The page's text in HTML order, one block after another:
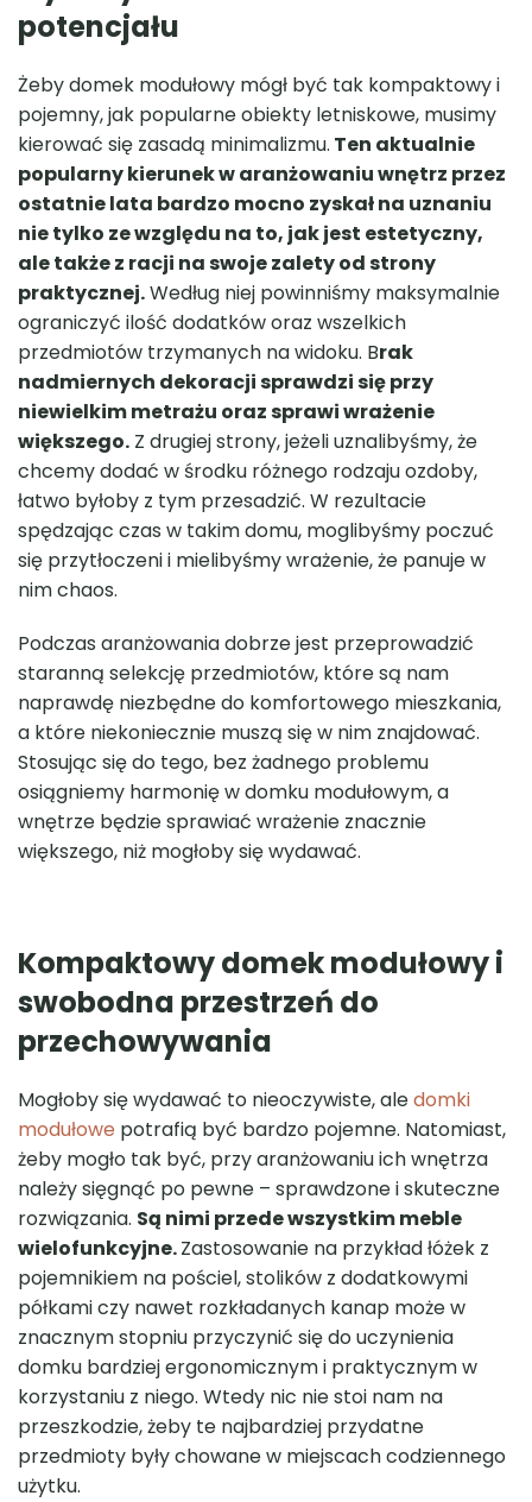
potencjału
Żeby domek modułowy mógł być tak kompaktowy i
pojemny, jak popularne obiekty letniskowe, musimy
kierować się zasadą minimalizmu. Ten aktualnie
popularny kierunek w aranżowaniu wnętrz przez
ostatnie lata bardzo mocno zyskał na uznaniu
nie tylko ze względu na to, jak jest estetyczny,
ale także z racji na swoje zalety od strony
praktycznej.Według niej powinniśmy maksymalnie
ograniczyć ilość dodatków oraz wszelkich
przedmiotów trzymanych na widoku. Brak
nadmiernych dekoracji sprawdzi się przy
niewielkim metrażu oraz sprawi wrażenie
większego. Z drugiej strony, jeżeli uznalibyśmy, że
chcemy dodać w środku różnego rodzaju ozdoby,
łatwo byłoby z tym przesadzić. W rezultacie
spędzając czas w takim domu, moglibyśmy poczuć
się przytłoczeni i mielibyśmy wrażenie, że panuje w
nim chaos.
Podczas aranżowania dobrze jest przeprowadzić
staranną selekcję przedmiotów, które są nam
naprawdę niezbędne do komfortowego mieszkania,
a które niekoniecznie muszą się w nim znajdować.
Stosując się do tego, bez żadnego problemu
osiągniemy harmonię w domku modułowym, a
wnętrze będzie sprawiać wrażenie znacznie
większego, niż mogłoby się wydawać.
Kompaktowydomek modułowy i
swobodna przestrzeń do
przechowywania
Mogłoby się wydawać to nieoczywiste, aledomki
modułowe potrafią być bardzo pojemne. Natomiast,
żeby mogło tak być, przy aranżowaniu ich wnętrza
należy sięgnąć po pewne – sprawdzone i skuteczne
rozwiązania. Są nimi przede wszystkim meble
wielofunkcyjne.Zastosowanie na przykład łóżek z
pojemnikiem na pościel, stolików z dodatkowymi
półkami czy nawet rozkładanych kanap może w
znacznym stopniu przyczynić się do uczynienia
domku bardziej ergonomicznym i praktycznym w
korzystaniu z niego. Wtedy nic nie stoi nam na
przeszkodzie, żeby te najbardziej przydatne
przedmioty były chowane w miejscach codziennego
użytku.